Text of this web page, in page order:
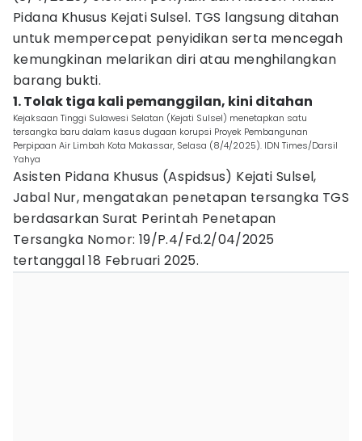
Pidana Khusus Kejati Sulsel. TGS langsung ditahan
untuk mempercepat penyidikan serta mencegah
kemungkinan melarikan diri atau menghilangkan
barang bukti.
1. Tolak tiga kali pemanggilan, kini ditahan
Kejaksaan Tinggi Sulawesi Selatan (Kejati Sulsel) menetapkan satu
tersangka baru dalam kasus dugaan korupsi Proyek Pembangunan
Perpipaan Air Limbah Kota Makassar, Selasa (8/4/2025). IDN Times/Darsil
Yahya
Asisten Pidana Khusus (Aspidsus) Kejati Sulsel,
Jabal Nur, mengatakan penetapan tersangka TGS
berdasarkan Surat Perintah Penetapan
Tersangka Nomor: 19/P.4/Fd.2/04/2025
tertanggal 18 Februari 2025.